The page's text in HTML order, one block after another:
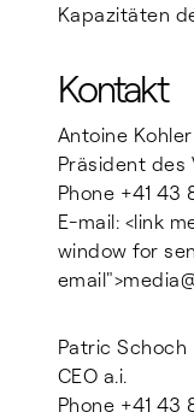
Kapazitäten
Kontakt
Antoine Kohler
Präsident des
Phone +41 43
E-mail: <link
window for
Patric Schoch
CEO a.i.
Phone +41 43